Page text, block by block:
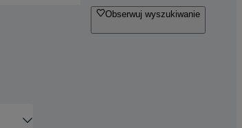
Obserwuj wyszukiwanie